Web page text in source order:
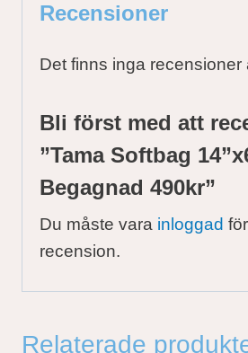
Recensioner
Det finns inga recensioner
Bli först med att
”Tama Softbag
Begagnad 490kr”
Du måste vara inloggad
recension.
Relaterade